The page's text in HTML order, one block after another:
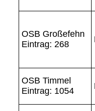
OSB Großefehn
Eintrag: 268
OSB Timmel
Eintrag: 1054